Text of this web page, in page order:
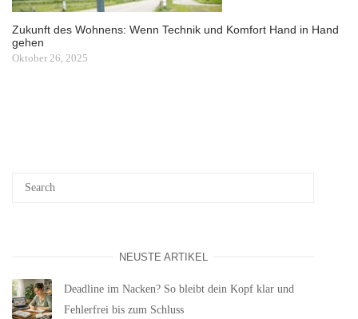
Zukunft des Wohnens: Wenn Technik und Komfort Hand in Hand
gehen
Oktober 26, 2025
NEUSTE ARTIKEL
Deadline im Nacken? So bleibt dein Kopf klar und
Fehlerfrei bis zum Schluss